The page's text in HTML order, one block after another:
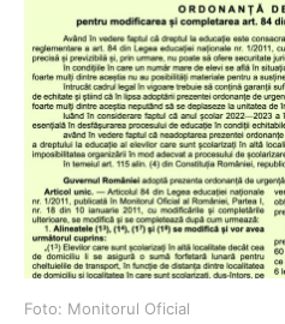
Foto: Monitorul Oficial